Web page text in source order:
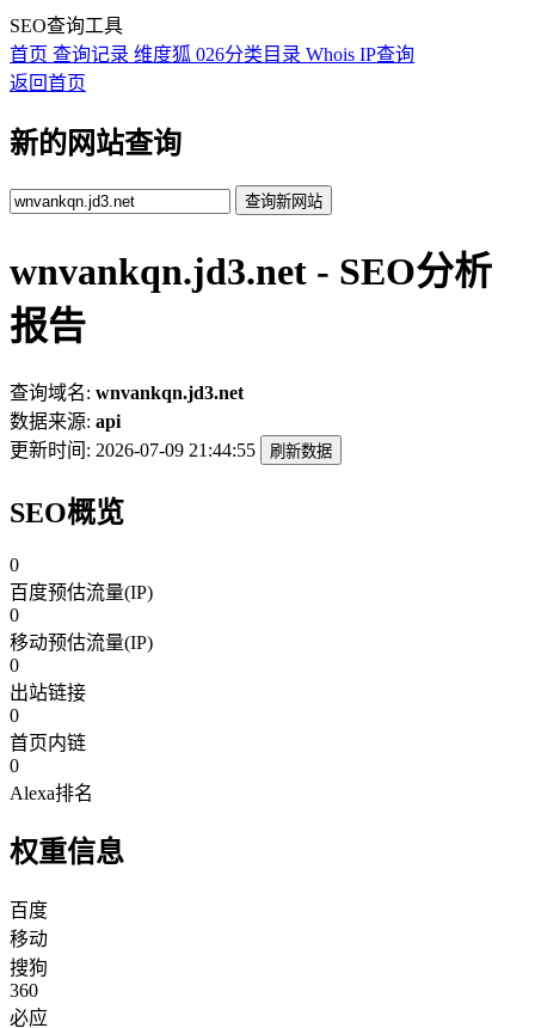
SEO查询工具
首页 查询记录 维度狐 026分类目录 Whois IP查询
返回首页
新的网站查询
查询新网站
wnvankqn.jd3.net - SEO分析
报告
查询域名: wnvankqn.jd3.net
数据来源: api
更新时间: 2026-07-09 21:44:55 刷新数据
SEO概览
0
百度预估流量(IP)
0
移动预估流量(IP)
0
出站链接
0
首页内链
0
Alexa排名
权重信息
百度
移动
搜狗
360
必应